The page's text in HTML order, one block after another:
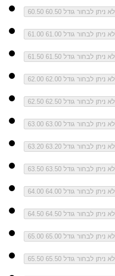
60.50 לא ניתן לבחור גודל 60.50
61.00 לא ניתן לבחור גודל 61.00
61.50 לא ניתן לבחור גודל 61.50
62.00 לא ניתן לבחור גודל 62.00
62.50 לא ניתן לבחור גודל 62.50
63.00 לא ניתן לבחור גודל 63.00
63.20 לא ניתן לבחור גודל 63.20
63.50 לא ניתן לבחור גודל 63.50
64.00 לא ניתן לבחור גודל 64.00
64.50 לא ניתן לבחור גודל 64.50
65.00 לא ניתן לבחור גודל 65.00
65.50 לא ניתן לבחור גודל 65.50